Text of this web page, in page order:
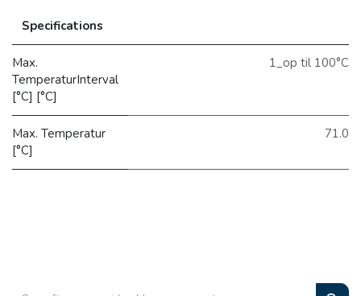
Specifications
Max.
TemperaturInterval
[°C] [°C]
1_op til 100°C
Max. Temperatur
[°C]
71.0